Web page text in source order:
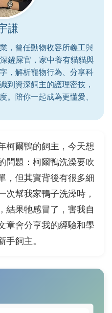
謙
，曾任動物收容所義工與
鏟屎官，家中養有貓貓與
，解析寵物行為、分享科
到資深飼主的護理密技，
。陪你一起成為更懂愛、
柯爾鴨的飼主，今天想
問題：柯爾鴨洗澡要吹
，但其實背後有很多細
次幫我家鴨子洗澡時，
結果牠感冒了，害我自
章會分享我的經驗和學
飼主。